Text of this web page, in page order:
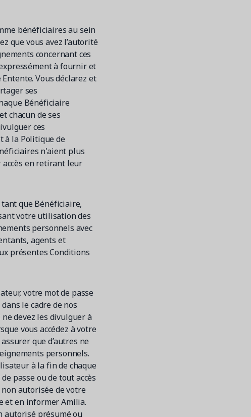
bénéficiaires au sein
que vous avez l’autorité
concernant ces
à fournir et
Vous déclarez et
ses
Bénéficiaire
chacun de ses
ces
à la Politique de
n'aient plus
accès en retirant leur
que Bénéficiaire,
votre utilisation des
personnels avec
agents et
présentes Conditions
votre mot de passe
le cadre de nos
devez les divulguer à
vous accédez à votre
que d’autres ne
personnels.
à la fin de chaque
passe ou de tout accès
autorisée de votre
et en informer Amilia.
autorisé présumé ou